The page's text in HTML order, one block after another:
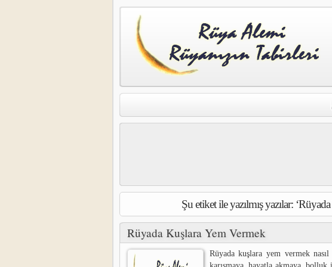
Şu etiket ile yazılmış yazılar:
Rüyada Kuşlara Yem Vermek
Rüyada kuşlara yem vermek